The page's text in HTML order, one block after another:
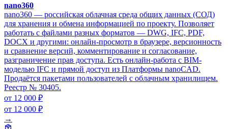
nano360
nano360 — российская облачная среда общих данных (СОД)
для хранения и обмена информацией по проекту. Позволяет
работать с файлами разных форматов — DWG, IFC, PDF,
DOCX и другими: онлайн-просмотр в браузере, версионность
и сравнение версий, комментирование и согласование,
разграничение прав доступа. Есть онлайн-работа с BIM-
моделью IFC и прямой доступ из Платформы nanoCAD.
Продаётся пакетами пользователей с облачным хранилищем.
Реестр № 30405.
от 12 000 ₽
от 12 000 ₽
→